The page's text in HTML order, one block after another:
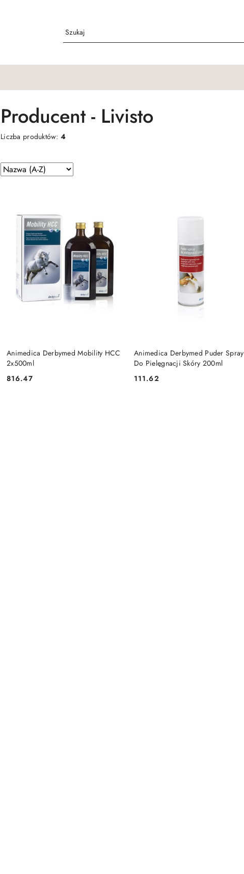
Producent - Livisto
Liczba produktów:4
Zastosowano
sortowanie:
Sortuj
według
Animedica Derbymed Mobility HCC
2x500ml
Cena:
816.47
DO KOSZYKA
Animedica Derbymed Puder Spray
Do Pielęgnacji Skóry 200ml
Cena:
111.62
DO KOSZYKA